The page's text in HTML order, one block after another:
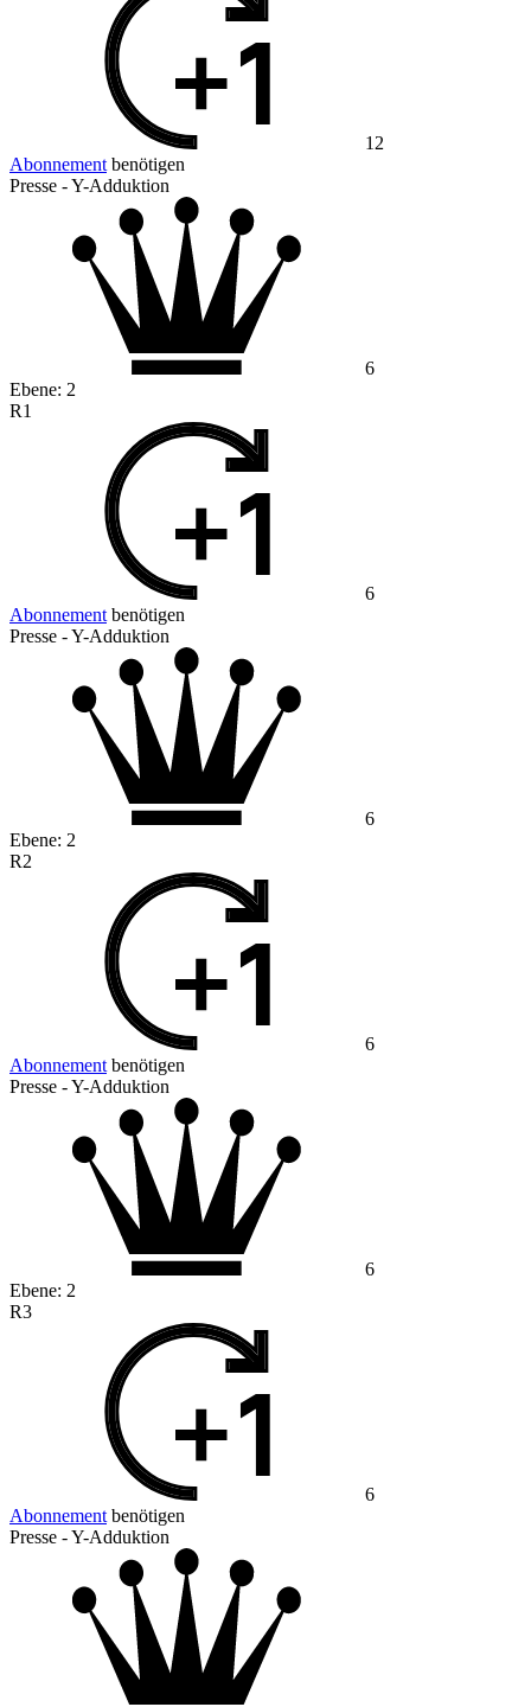
12
Abonnement benötigen
Presse - Y-Adduktion
6
Ebene: 2
R1
6
Abonnement benötigen
Presse - Y-Adduktion
6
Ebene: 2
R2
6
Abonnement benötigen
Presse - Y-Adduktion
6
Ebene: 2
R3
6
Abonnement benötigen
Presse - Y-Adduktion